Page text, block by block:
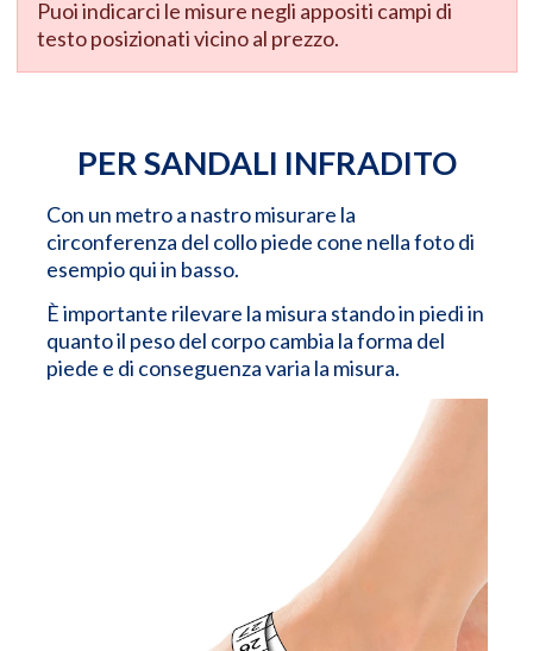
Puoi indicarci le misure negli appositi campi di
testo posizionati vicino al prezzo.
PER SANDALI INFRADITO
Con un metro a nastro misurare la
circonferenza del collo piede cone nella foto di
esempio qui in basso.
È importante rilevare la misura stando in piedi in
quanto il peso del corpo cambia la forma del
piede e di conseguenza varia la misura.